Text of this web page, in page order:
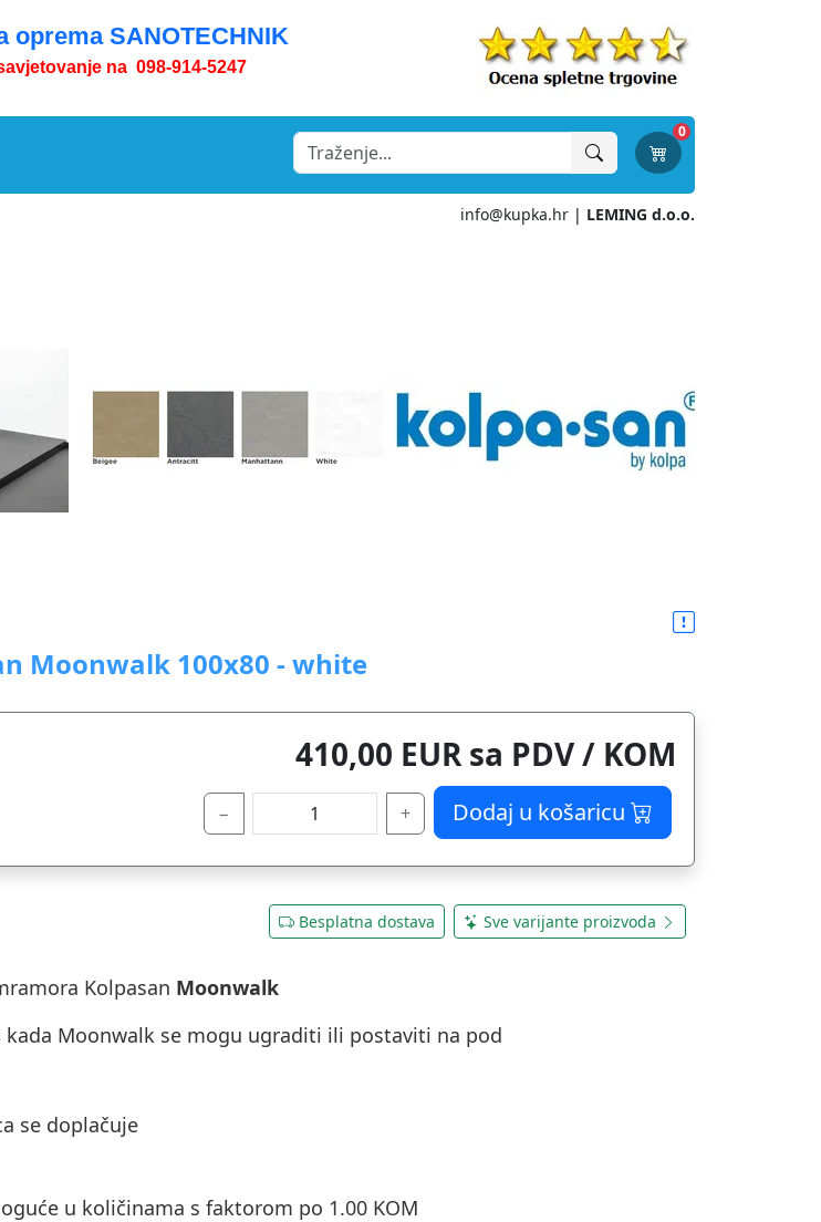
oprema SANOTECHNIK
na 098-914-5247
0
info@kupka.hr | LEMING d.o.o.
Moonwalk 100x80 - white
410,00 EUR sa PDV / KOM
− + Dodaj u košaricu
Besplatna dostava Sve varijante proizvoda
Kolpasan Moonwalk
Moonwalk se mogu ugraditi ili postaviti na pod
se doplačuje
u količinama s faktorom po 1.00 KOM